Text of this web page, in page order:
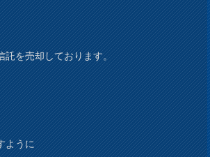
託を売却しております。
ように